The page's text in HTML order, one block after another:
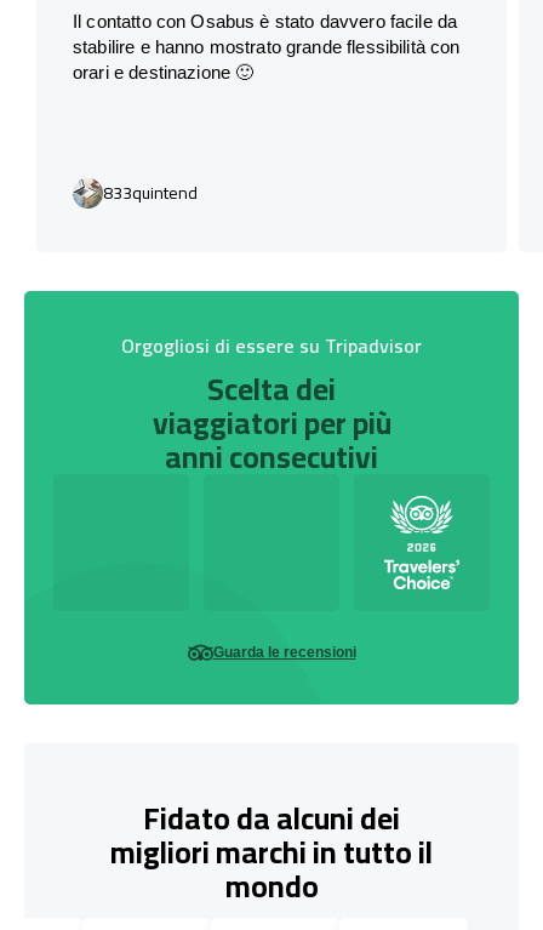
Il contatto con Osabus è stato davvero facile da
stabilire e hanno mostrato grande flessibilità con
orari e destinazione 🙂
833quintend
Orgogliosi di essere su Tripadvisor
Scelta dei
viaggiatori per più
anni consecutivi
Guarda le recensioni
Fidato da alcuni dei
migliori marchi in tutto il
mondo